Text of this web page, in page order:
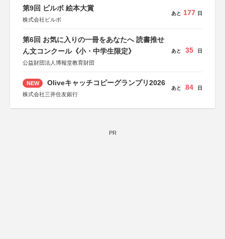
第9回 ビルボ 絵本大賞
株式会社ビルボ
あと 177 日
第6回 お気に入りの一冊をあなたへ 読書推せ
ん文コンクール《小・中学生限定》
公益財団法人博報堂教育財団
あと 35 日
NEW Oliveキャッチコピーグランプリ2026
株式会社三井住友銀行
あと 84 日
PR